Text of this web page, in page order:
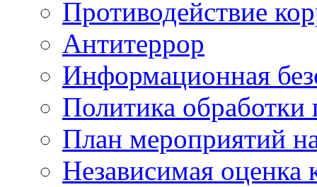
Противодействие
Антитеррор
Информационная
Политика
План мероприятий
Независимая оценка